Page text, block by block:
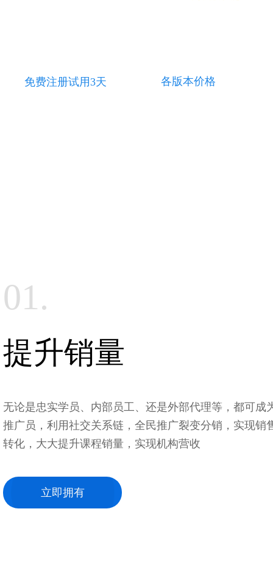
免费注册试用3天 各版本价格
01.
提升销量
无论是忠实学员、内部员工、还是外部代理等，都可成
推广员，利用社交关系链，全民推广裂变分销，实现销
转化，大大提升课程销量，实现机构营收
立即拥有